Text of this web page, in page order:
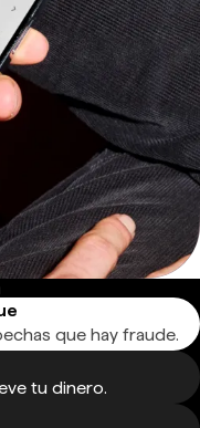
que hay fraude.
tu dinero.